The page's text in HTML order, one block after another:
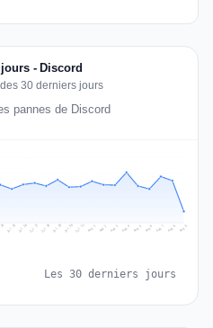
- Discord
30 derniers jours
pannes de Discord
Jul 25 Jul 26 Jul 27 Jul 28 Jul 29 Jul 30 Jul 31 Aug 1 Aug 2 Aug 3 Aug 4 Aug 5 Aug 6 Aug 7 Aug 8 Aug 9
Les 30 derniers jours